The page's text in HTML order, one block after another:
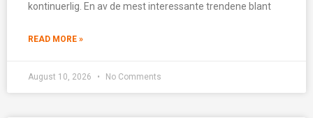
kontinuerlig. En av de mest interessante trendene blant
READ MORE »
August 10, 2026 No Comments